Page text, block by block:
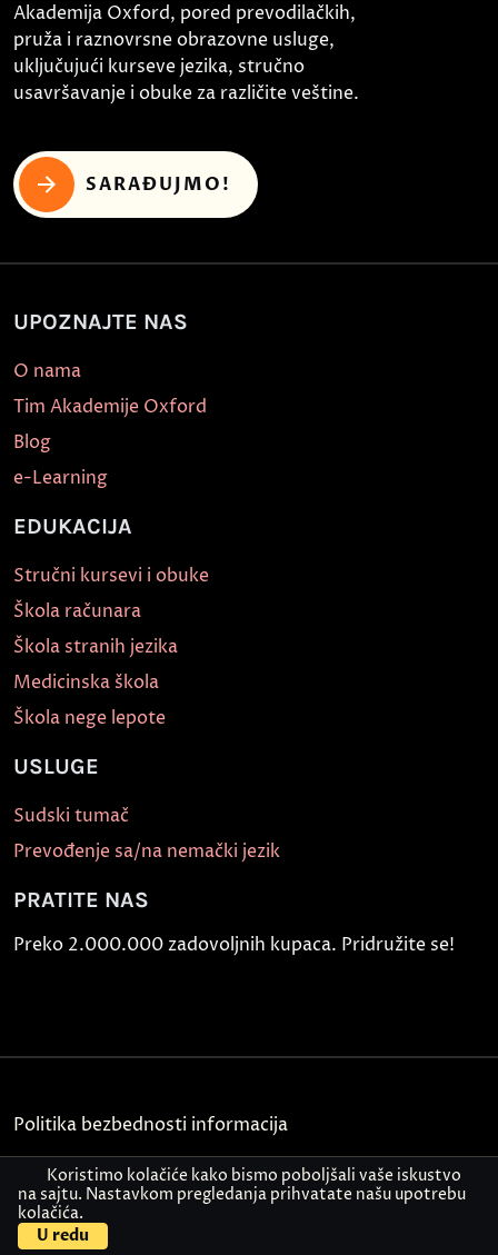
Akademija Oxford, pored prevodilačkih,
pruža i raznovrsne obrazovne usluge,
uključujući kurseve jezika, stručno
usavršavanje i obuke za različite veštine.
SARAĐUJMO!
UPOZNAJTE NAS
O nama
Tim Akademije Oxford
Blog
e-Learning
EDUKACIJA
Stručni kursevi i obuke
Škola računara
Škola stranih jezika
Medicinska škola
Škola nege lepote
USLUGE
Sudski tumač
Prevođenje sa/na nemački jezik
PRATITE NAS
Preko 2.000.000 zadovoljnih kupaca. Pridružite se!
Politika bezbednosti informacija
Kontakt
© Akademija Oxford 2026.
Koristimo kolačiće kako bismo poboljšali vaše iskustvo
na sajtu. Nastavkom pregledanja prihvatate našu upotrebu
kolačića.
U redu